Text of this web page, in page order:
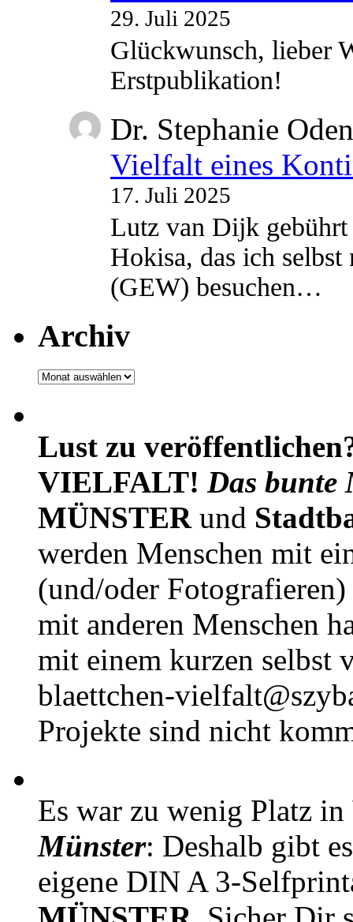
29. Juli 2025
Glückwunsch, lieber
Erstpublikation!
Dr. Stephanie
Vielfalt eines
17. Juli 2025
Lutz van Dijk
Hokisa, das ich
(GEW) besuchen…
Archiv
Archiv
Lust zu
VIELFALT! Das bunte
MÜNSTERund
werden Menschen mit
(und/oder
mit anderen Menschen
mit einem kurzen selbst
blaettchen-
Projekte sind nicht
Es war zu wenig Platz in
Münster: Deshalb gibt
eigene DIN A 3-